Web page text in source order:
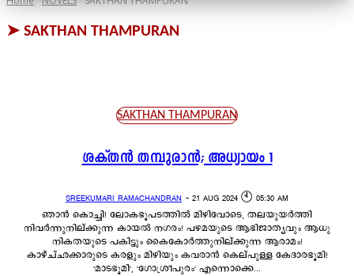
➤ SAKTHAN THAMPURAN
SAKTHAN THAMPURAN
ശക്തൻ തമ്പുരാൻ; അധ്യായം 1
SREEKUMARI RAMACHANDRAN - 21 AUG 2024 🕙 05:30 AM
ഞാൻ കൊച്ചി! ലോകഭൂപടത്തിൽ മിഴിവോടെ, തലയുയർത്തി
നിവർന്നുനില്ക്കുന്ന കായൽ നഗരം! പഴമയുടെ ആഭിജാത്യവും ആധു
നികതയുടെ പകിട്ടും കൈകോർത്തുനില്ക്കുന്ന ആരാമം!
കാഴ്ച്ഛക്കാരുടെ കരളും മിഴിയും കവരാൻ കെല്‌പുള്ള കേദാരഭൂമി!
'മാടഭൂമി', 'ഗോശ്രീപുരം' എന്നൊക്കെ...